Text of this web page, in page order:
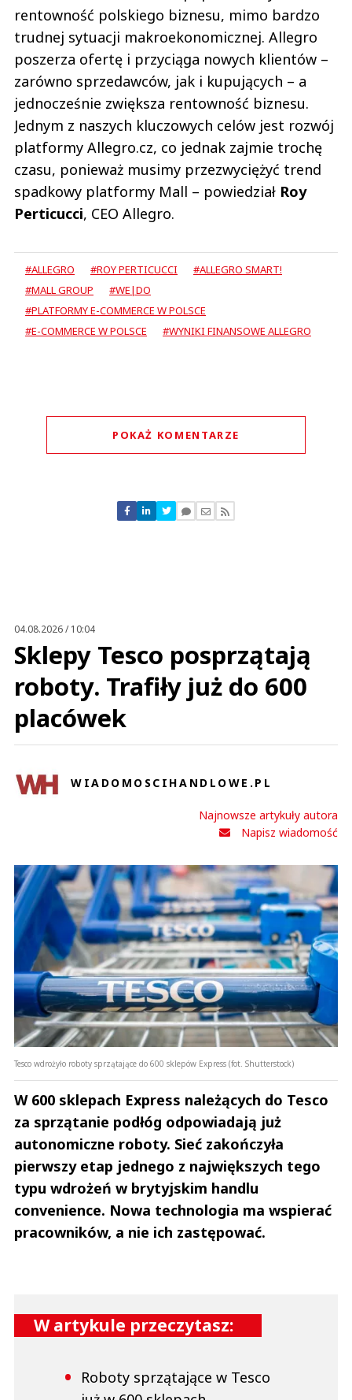
rentowność polskiego biznesu, mimo bardzo
trudnej sytuacji makroekonomicznej. Allegro
poszerza ofertę i przyciąga nowych klientów –
zarówno sprzedawców, jak i kupujących – a
jednocześnie zwiększa rentowność biznesu.
Jednym z naszych kluczowych celów jest rozwój
platformy Allegro.cz, co jednak zajmie trochę
czasu, ponieważ musimy przezwyciężyć trend
spadkowy platformy Mall – powiedział Roy
Perticucci, CEO Allegro.
#ALLEGRO #ROY PERTICUCCI
#ALLEGRO SMART!
#MALL GROUP
#WE|DO
#PLATFORMY E-COMMERCE W POLSCE
#E-COMMERCE W POLSCE
#WYNIKI FINANSOWE ALLEGRO
POKAŻ KOMENTARZE
Nie znaleziono komentarzy
Zostaw swoje komentarze
04.08.2026 / 10:04
Sklepy Tesco posprzątają
roboty. Trafiły już do 600
placówek
WIADOMOSCIHANDLOWE.PL
Najnowsze artykuły autora
Napisz wiadomość
Tesco wdrożyło roboty sprzątające do 600 sklepów Express (fot. Shutterstock)
W 600 sklepach Express należących do Tesco
za sprzątanie podłóg odpowiadają już
autonomiczne roboty. Sieć zakończyła
pierwszy etap jednego z największych tego
typu wdrożeń w brytyjskim handlu
convenience. Nowa technologia ma wspierać
pracowników, a nie ich zastępować.
W artykule przeczytasz:
Roboty sprzątające w Tesco